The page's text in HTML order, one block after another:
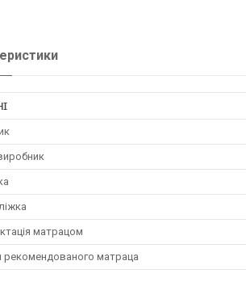
матрацом
рекомендованого матраца